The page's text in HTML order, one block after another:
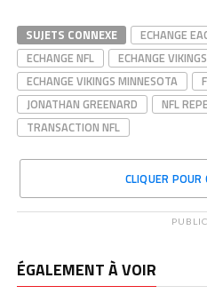
SUJETS CONNEXE
ECHANGE
ECHANGE NFL
ECHANGE
ECHANGE VIKINGS MINNESOTA
JONATHAN GREENARD
NFL
TRANSACTION NFL
CLIQUER POUR
ÉGALEMENT À VOIR